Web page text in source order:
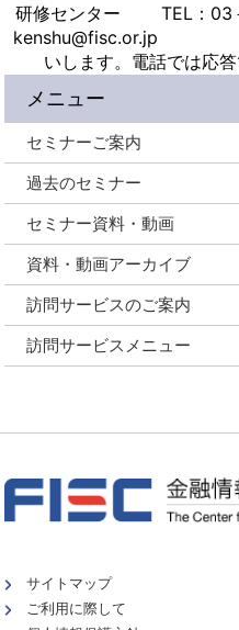
研修センター TEL：
kenshu@fisc.or.jp （
いします。電話では応
メニュー
セミナーご案内
過去のセミナー
セミナー資料・動画
資料・動画アーカイブ
訪問サービスのご案内
訪問サービスメニュー
サイトマップ
ご利用に際して